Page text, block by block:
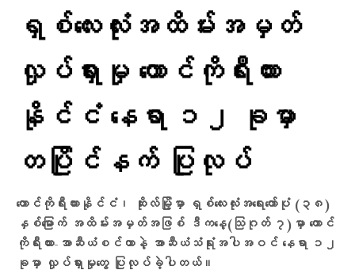
ရှစ်လေးလုံးအထိမ်းအမှတ်
လှုပ်ရှားမှု တောင်ကိုရီးယား
နိုင်ငံ နေရာ ၁၂ ခုမှာ
တပြိုင်နက် ပြုလုပ်
တောင်ကိုရီးယားနိုင်ငံ၊ ဆိုးလ်မြို့မှာ ရှစ်လေးလုံးအရေးတော်ပုံ (၃၈)
နှစ်မြောက် အထိမ်းအမှတ်အဖြစ် ဒီကနေ့(သြဂုတ် ၇)မှာ တောင်
ကိုရီးယား-အာဆီယံစင်တာနဲ့ အာဆီယံသံရုံးအပါအဝင် နေရာ ၁၂
ခုမှာ လှုပ်ရှားမှုတွေ ပြုလုပ်ခဲ့ပါတယ်။